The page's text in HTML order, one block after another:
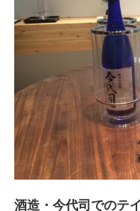
酒造・今代司でのテ